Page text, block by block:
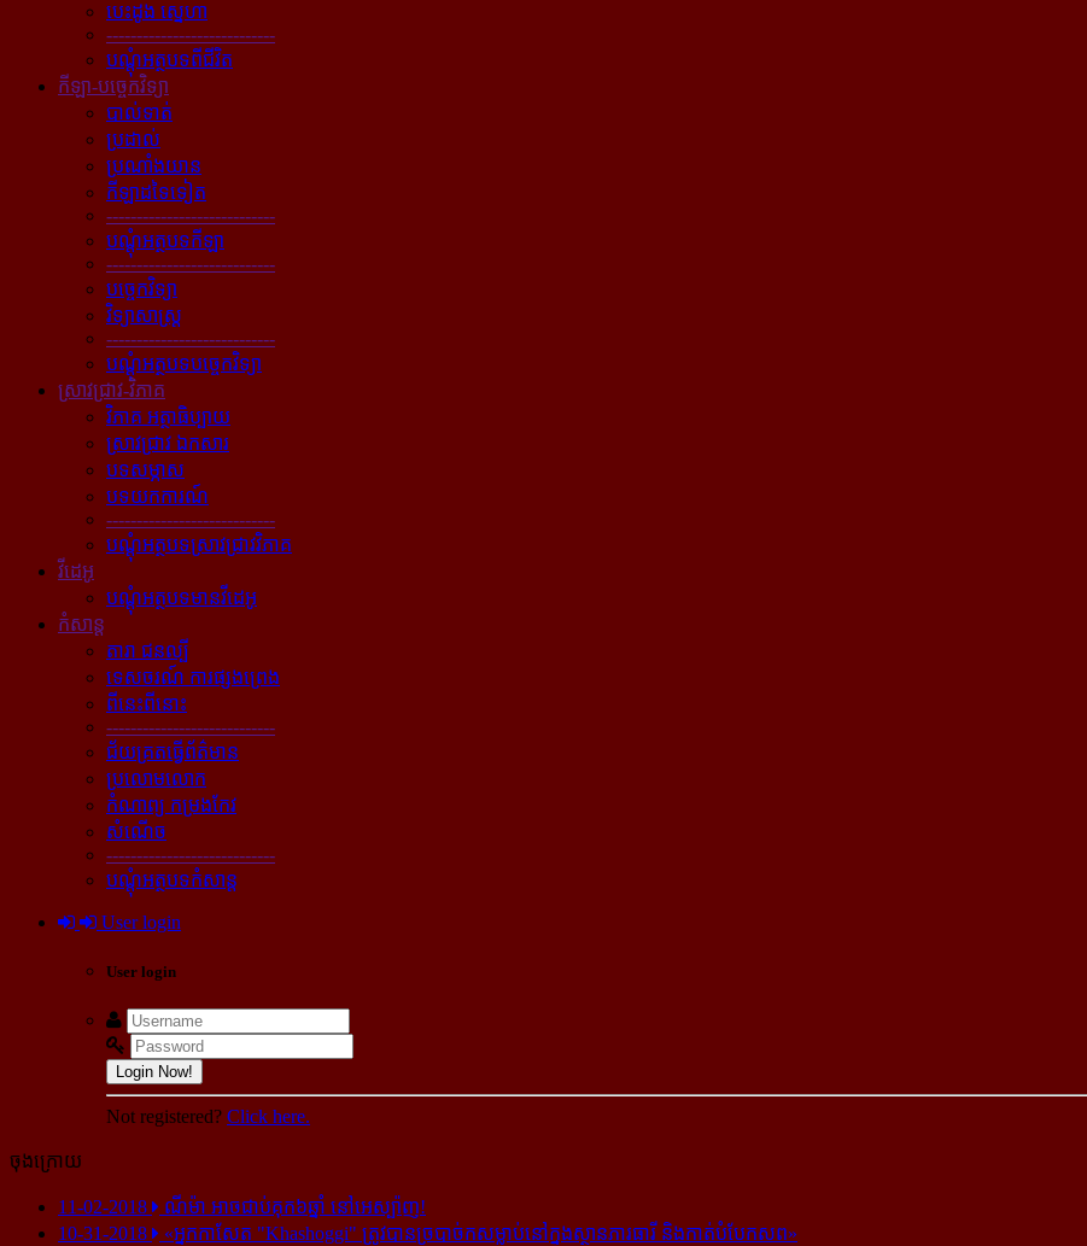
បេះដូង ស្នេហា
----------------------------
បណ្ដុំអត្ថបទពីជីវិត
កីឡា-បច្ចេកវិទ្យា
បាល់ទាត់
ប្រដាល់
ប្រណាំងយាន
កីឡាដទៃទៀត
----------------------------
បណ្ដុំអត្ថបទកីឡា
----------------------------
បច្ចេកវិទ្យា
វិទ្យាសាស្ត្រ
----------------------------
បណ្ដុំអត្ថបទបច្ចេកវិទ្យា
ស្រាវជ្រាវ-វិភាគ
វិភាគ អត្ថាធិប្បាយ
ស្រាវជ្រាវ ឯកសារ
បទសម្ភាស
បទយកការណ៍
----------------------------
បណ្ដុំអត្ថបទស្រាវជ្រាវវិភាគ
វីដេអូ
បណ្ដុំអត្ថបទមានវីដេអូ
កំសាន្ដ
តារា ជនល្បី
ទេសចរណ៍ ការផ្សងព្រេង
ពីនេះពីនោះ
----------------------------
ជ័យគ្រតធ្វើព័ត៌មាន
ប្រលោមលោក
កំណាព្យ កម្រងកែវ
សំណើច
----------------------------
បណ្ដុំអត្ថបទកំសាន្ដ
User login
User login
Login Now!
Not registered? Click here.
ចុងក្រោយ
11-02-2018
ណីម៉ា អាច​ជាប់​គុក​៦ឆ្នាំ នៅ​អេស្ប៉ាញ!
10-31-2018
«អ្នក​កាសែត "Khashoggi" ត្រូវ​បាន​ច្របាច់ក​សម្លាប់​នៅ​ក្នុង​ស្ថាន​ភារធារី និង​កាត់​បំបែក​សព»